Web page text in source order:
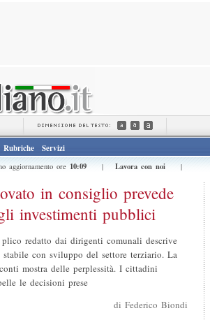
Rubriche
Servizi
ore 10:09| Lavora con noi|
in consiglio prevede
investimenti pubblici
plico redatto dai dirigenti comunali descrive
stabile con sviluppo del settore terziario. La
mostra delle perplessità. I cittadini
le decisioni prese
di Federico Biondi